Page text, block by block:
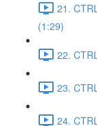
21.
(1:29)
22.
23.
24.